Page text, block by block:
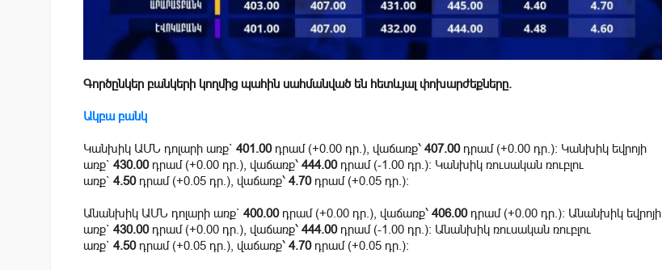
Գործընկեր բանկերի կողմից պահին սահմանված են հետևյալ փոխարժեքները.
Ակբա բանկ
Կանխիկ ԱՄՆ դոլարի առք` 401.00դրամ (+0.00 դր.), վաճառք՝ 407.00դրամ (+0.00 դր.): Կանխիկ եվրոյի
առք` 430.00դրամ (+0.00 դր.), վաճառք՝ 444.00դրամ (-1.00 դր.): Կանխիկ ռուսական ռուբլու
առք` 4.50դրամ (+0.05 դր.), վաճառք՝ 4.70դրամ (+0.05 դր.):
Անանխիկ ԱՄՆ դոլարի առք` 400.00դրամ (+0.00 դր.), վաճառք՝ 406.00դրամ (+0.00 դր.): Անանխիկ եվրոյի
առք` 430.00դրամ (+0.00 դր.), վաճառք՝ 444.00դրամ (-1.00 դր.): Անանխիկ ռուսական ռուբլու
առք` 4.50դրամ (+0.05 դր.), վաճառք՝ 4.70դրամ (+0.05 դր.):